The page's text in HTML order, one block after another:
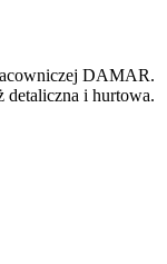
DAMAR.
detaliczna i hurtowa.